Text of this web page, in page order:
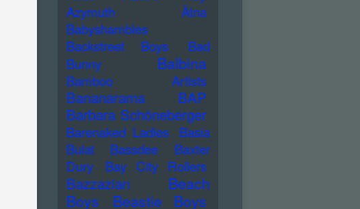
Azymuth
Ätna
Babyshambles
Backstreet Boys
Bad
Bunny
Balbina
Bamboo Artists
Bananarama
BAP
Barbara Schöneberger
Barenaked Ladies
Basia
Bulat
Bassdee
Baxter
Dury
Bay City Rollers
Bazzazian
Beach
Boys
Beastie Boys